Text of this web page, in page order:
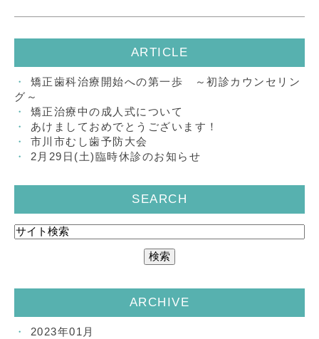
ARTICLE
矯正歯科治療開始への第一歩 ～初診カウンセリン
グ～
矯正治療中の成人式について
あけましておめでとうございます！
市川市むし歯予防大会
2月29日(土)臨時休診のお知らせ
SEARCH
ARCHIVE
2023年01月